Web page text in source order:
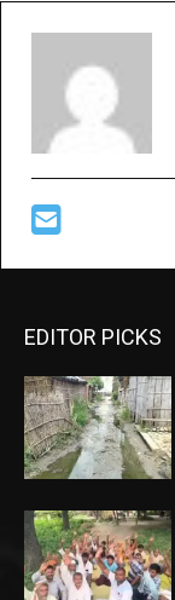
EDITOR PICKS